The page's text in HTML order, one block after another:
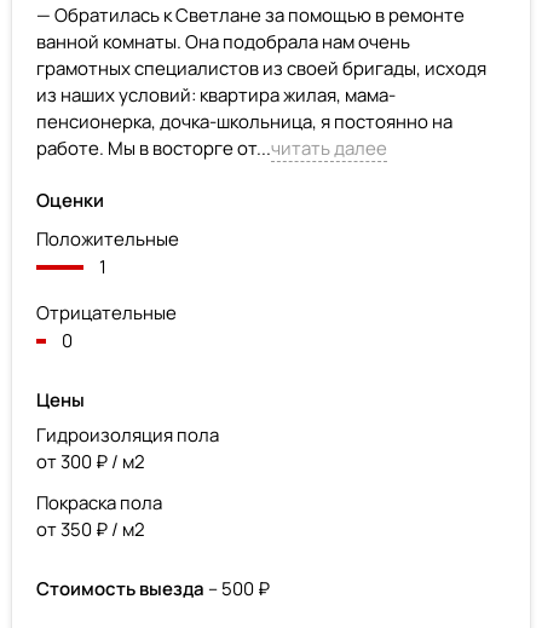
— Обратилась к Светлане за помощью в ремонте
ванной комнаты. Она подобрала нам очень
грамотных специалистов из своей бригады, исходя
из наших условий: квартира жилая, мама-
пенсионерка, дочка-школьница, я постоянно на
работе. Мы в восторге от...читать далее
Оценки
Положительные
1
Отрицательные
0
Цены
Гидроизоляция пола
от 300 ₽ / м2
Покраска пола
от 350 ₽ / м2
Стоимость выезда – 500 ₽